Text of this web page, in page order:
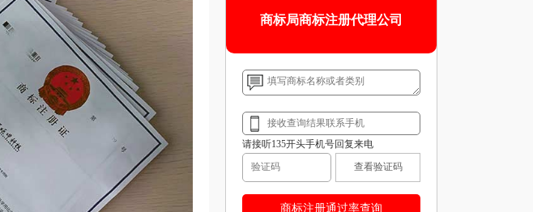
商标局商标注册代理公司
请接听135开头手机号回复来电
查看验证码